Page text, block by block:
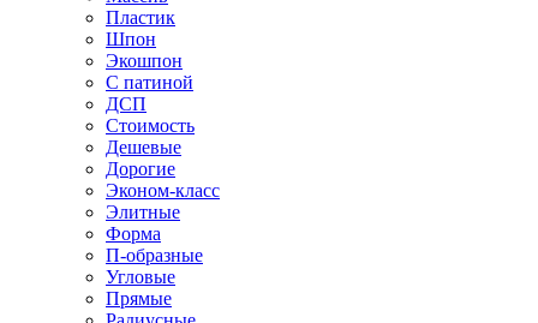
Пластик
Шпон
Экошпон
С патиной
ДСП
Стоимость
Дешевые
Дорогие
Эконом-класс
Элитные
Форма
П-образные
Угловые
Прямые